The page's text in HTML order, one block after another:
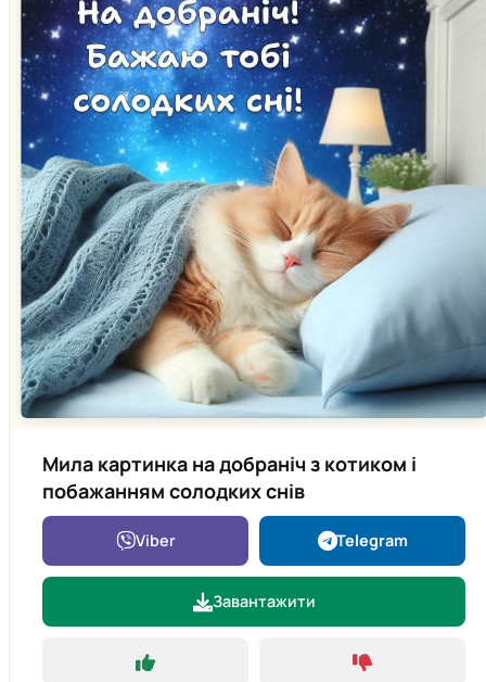
Мила картинка на добраніч з котиком і
побажанням солодких снів
Viber Telegram
Завантажити